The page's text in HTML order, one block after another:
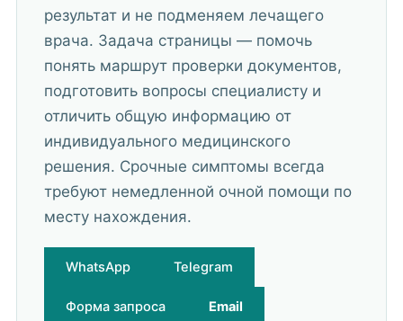
результат и не подменяем лечащего
врача. Задача страницы — помочь
понять маршрут проверки документов,
подготовить вопросы специалисту и
отличить общую информацию от
индивидуального медицинского
решения. Срочные симптомы всегда
требуют немедленной очной помощи по
месту нахождения.
WhatsApp Telegram
Форма запроса Email